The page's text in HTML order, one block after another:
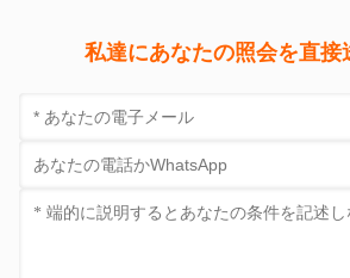
私達にあなたの照会を直接